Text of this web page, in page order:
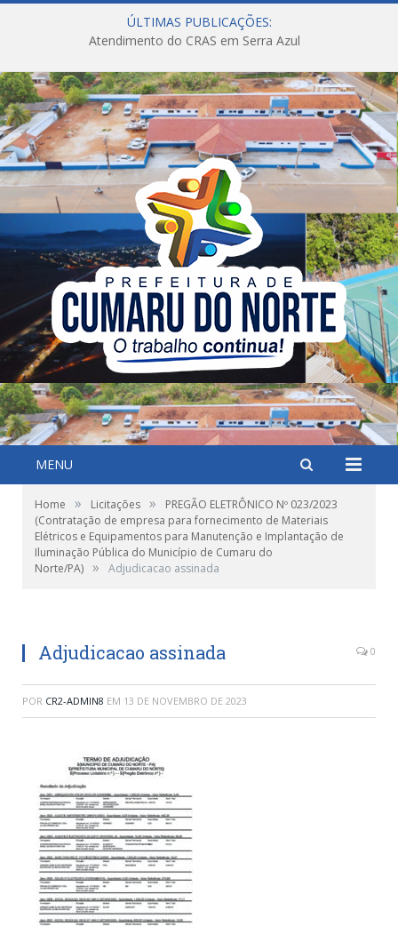
ÚLTIMAS PUBLICAÇÕES:
Atendimento do CRAS em Serra Azul
MENU
Home » Licitações »
PREGÃO ELETRÔNICO Nº 023/2023
(Contratação de empresa para fornecimento de Materiais
Elétricos e Equipamentos para Manutenção e Implantação de
Iluminação Pública do Município de Cumaru do
Norte/PA) » Adjudicacao assinada
Adjudicacao assinada 0
POR CR2-ADMIN8 EM 13 DE NOVEMBRO DE 2023